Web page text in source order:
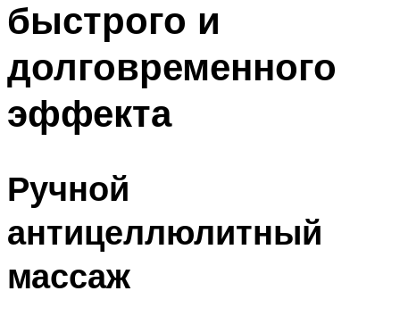
быстрого и
долговременного
эффекта
Ручной
антицеллюлитный
массаж